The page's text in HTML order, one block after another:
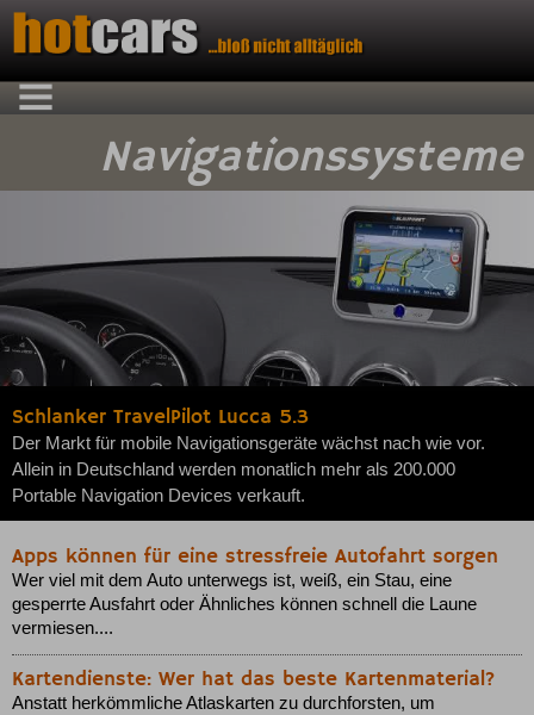
Navigationssysteme
Schlanker TravelPilot Lucca 5.3
Der Markt für mobile Navigationsgeräte wächst nach wie vor.
Allein in Deutschland werden monatlich mehr als 200.000
Portable Navigation Devices verkauft.
Apps können für eine stressfreie Autofahrt sorgen
Wer viel mit dem Auto unterwegs ist, weiß, ein Stau, eine
gesperrte Ausfahrt oder Ähnliches können schnell die Laune
vermiesen....
Kartendienste: Wer hat das beste Kartenmaterial?
Anstatt herkömmliche Atlaskarten zu durchforsten, um